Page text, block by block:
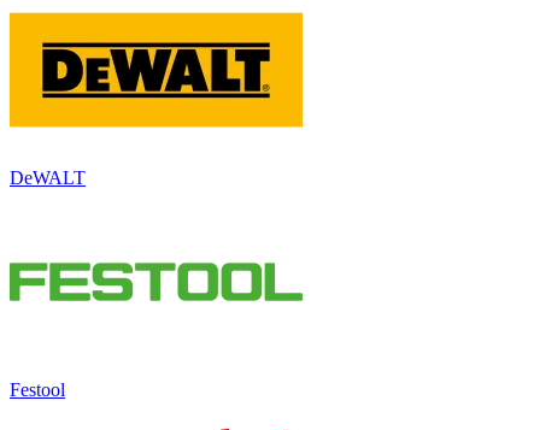
DeWALT
Festool